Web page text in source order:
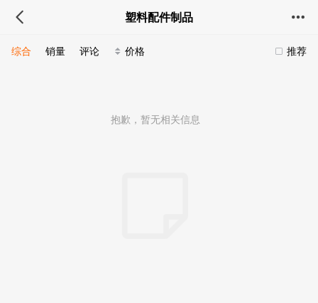
塑料配件制品
推荐
综合 销量 评论 价格
抱歉，暂无相关信息